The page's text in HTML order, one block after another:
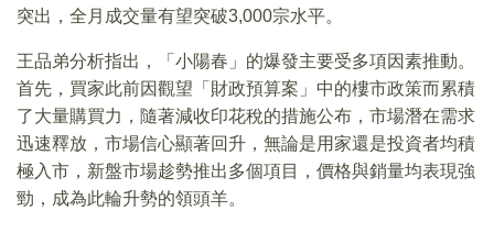
突出，全月成交量有望突破3,000宗水平。
王品弟分析指出，「小陽春」的爆發主要受多項因素推動。
首先，買家此前因觀望「財政預算案」中的樓市政策而累積
了大量購買力，隨著減收印花稅的措施公布，市場潛在需求
迅速釋放，市場信心顯著回升，無論是用家還是投資者均積
極入市，新盤市場趁勢推出多個項目，價格與銷量均表現強
勁，成為此輪升勢的領頭羊。